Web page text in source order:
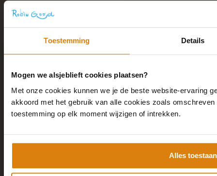
Toestemming Details
Mogen we alsjeblieft cookies plaatsen?
Met onze cookies kunnen we je de beste website-ervaring
akkoord met het gebruik van alle cookies zoals
toestemming op elk moment wijzigen of intrekken.
Alles toestaan
Academy
Consulting
Kennis
Contact
Contactgegevens
Marketing 28